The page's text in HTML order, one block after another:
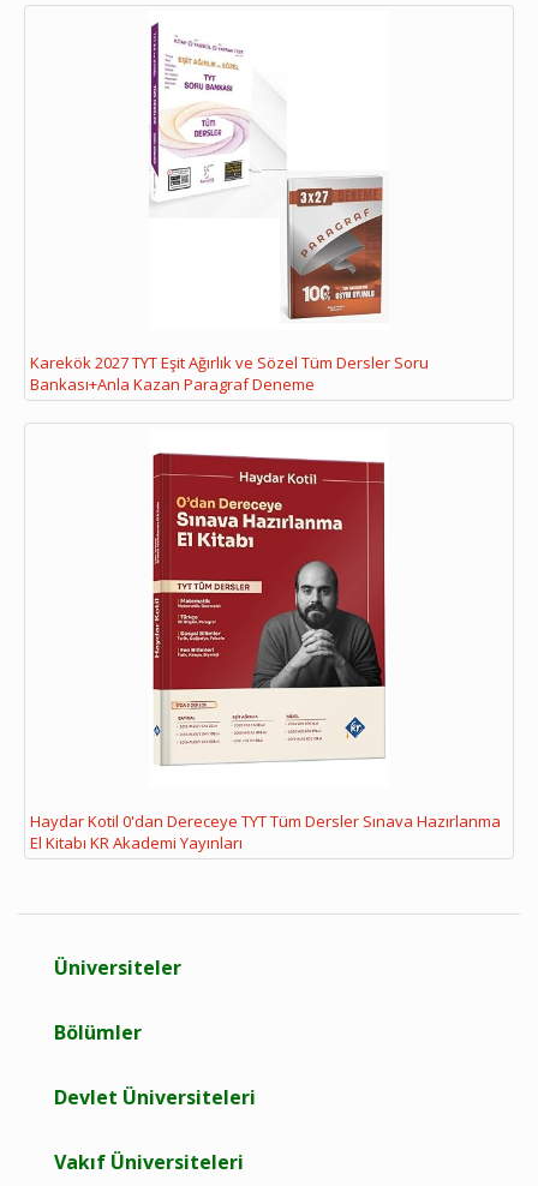
Karekök 2027 TYT Eşit Ağırlık ve Sözel Tüm Dersler Soru
Bankası+Anla Kazan Paragraf Deneme
Haydar Kotil 0'dan Dereceye TYT Tüm Dersler Sınava Hazırlanma
El Kitabı KR Akademi Yayınları
Üniversiteler
Bölümler
Devlet Üniversiteleri
Vakıf Üniversiteleri